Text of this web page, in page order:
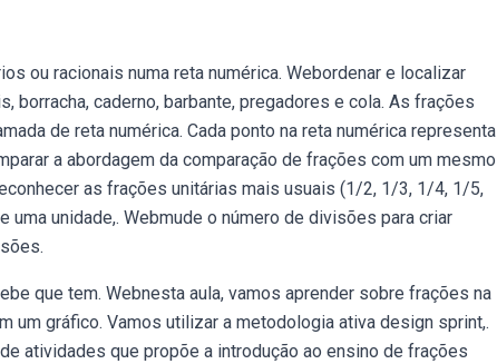
ou racionais numa reta numérica. Webordenar e localizar
borracha, caderno, barbante, pregadores e cola. As frações
de reta numérica. Cada ponto na reta numérica representa
a abordagem da comparação de frações com um mesmo
as frações unitárias mais usuais (1/2, 1/3, 1/4, 1/5,
unidade,. Webmude o número de divisões para criar
que tem. Webnesta aula, vamos aprender sobre frações na
um gráfico. Vamos utilizar a metodologia ativa design sprint,.
atividades que propõe a introdução ao ensino de frações